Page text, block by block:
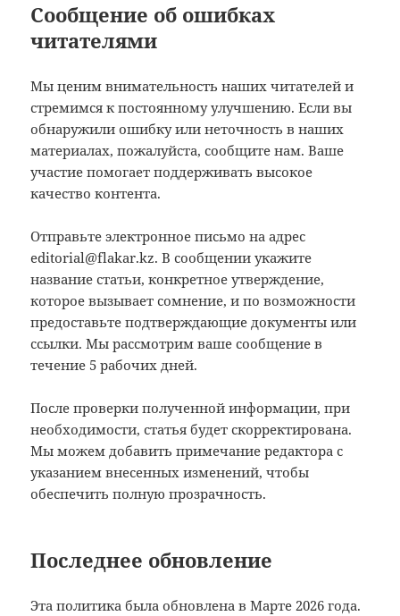
Сообщение об ошибках
читателями
Мы ценим внимательность наших читателей и
стремимся к постоянному улучшению. Если вы
обнаружили ошибку или неточность в наших
материалах, пожалуйста, сообщите нам. Ваше
участие помогает поддерживать высокое
качество контента.
Отправьте электронное письмо на адрес
editorial@flakar.kz. В сообщении укажите
название статьи, конкретное утверждение,
которое вызывает сомнение, и по возможности
предоставьте подтверждающие документы или
ссылки. Мы рассмотрим ваше сообщение в
течение 5 рабочих дней.
После проверки полученной информации, при
необходимости, статья будет скорректирована.
Мы можем добавить примечание редактора с
указанием внесенных изменений, чтобы
обеспечить полную прозрачность.
Последнее обновление
Эта политика была обновлена в Марте 2026 года.